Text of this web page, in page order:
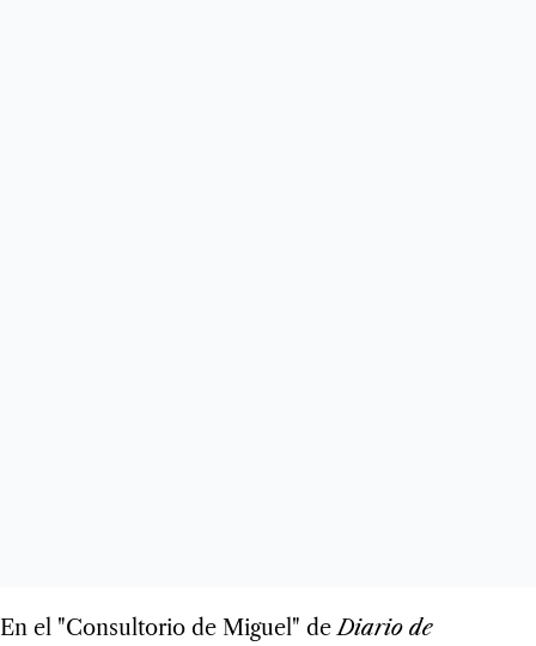
En el "Consultorio de Miguel" deDiario de